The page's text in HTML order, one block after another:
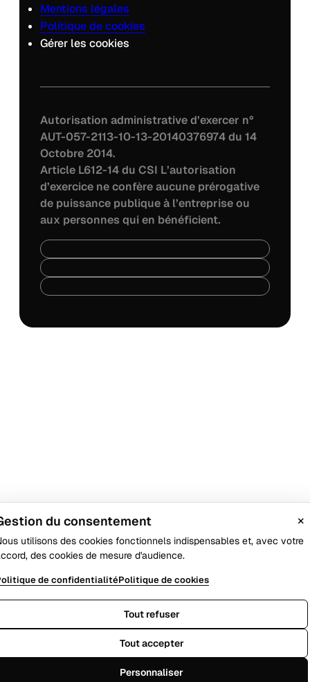
Mentions légales
Politique de cookies
Gérer les cookies
Autorisation administrative d’exercer n°
AUT-057-2113-10-13-20140376974 du 14
Octobre 2014.
Article L612-14 du CSI L’autorisation
d’exercice ne confère aucune prérogative
de puissance publique à l’entreprise ou
aux personnes qui en bénéficient.
×
du consentement
utilisons des cookies fonctionnels indispensables et, avec votre
des cookies de mesure d'audience.
de confidentialitéPolitique de cookies
Tout refuser
Tout accepter
Personnaliser